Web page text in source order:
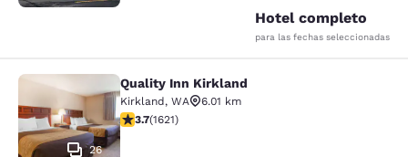
Hotel completo
para las fechas seleccionadas
Quality Inn Kirkland
26
Quality Inn Kirkland
Kirkland, WA
6.01 km
calificación de 3.69 estrellas. Bueno. 1621 reseñas
3.7(1621)